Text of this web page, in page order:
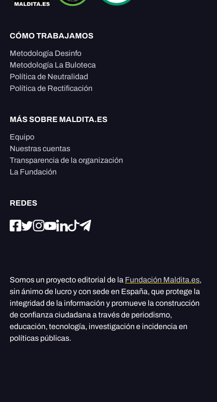
CÓMO TRABAJAMOS
Metodología Desinfo
Metodología La Buloteca
Política de Neutralidad
Política de Rectificación
MÁS SOBRE MALDITA.ES
Equipo
Nuestras cuentas
Transparencia de la organización
La Fundación
REDES
Somos un proyecto editorial de la Fundación Maldita.es,
sin ánimo de lucro y con sede en España, que protege la
integridad de la información y promueve la construcción
de confianza ciudadana a través de periodismo,
educación, tecnología, investigación e incidencia en
políticas públicas.